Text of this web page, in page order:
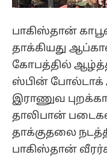
பாகிஸ்தான்
தாக்கியது
கோபத்தில்
ஸ்பின் போல்டாக்
இராணுவ
தாலிபான்
தாக்குதலை
பாகிஸ்தான்